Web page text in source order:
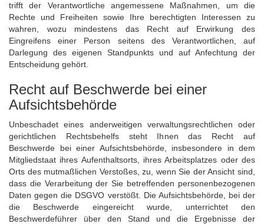
trifft der Verantwortliche angemessene Maßnahmen, um die
Rechte und Freiheiten sowie Ihre berechtigten Interessen zu
wahren, wozu mindestens das Recht auf Erwirkung des
Eingreifens einer Person seitens des Verantwortlichen, auf
Darlegung des eigenen Standpunkts und auf Anfechtung der
Entscheidung gehört.
Recht auf Beschwerde bei einer
Aufsichtsbehörde
Unbeschadet eines anderweitigen verwaltungsrechtlichen oder
gerichtlichen Rechtsbehelfs steht Ihnen das Recht auf
Beschwerde bei einer Aufsichtsbehörde, insbesondere in dem
Mitgliedstaat ihres Aufenthaltsorts, ihres Arbeitsplatzes oder des
Orts des mutmaßlichen Verstoßes, zu, wenn Sie der Ansicht sind,
dass die Verarbeitung der Sie betreffenden personenbezogenen
Daten gegen die DSGVO verstößt. Die Aufsichtsbehörde, bei der
die Beschwerde eingereicht wurde, unterrichtet den
Beschwerdeführer über den Stand und die Ergebnisse der